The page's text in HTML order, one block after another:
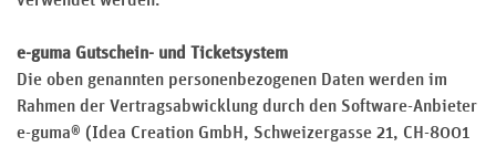
e-guma Gutschein- und Ticketsystem
Die oben genannten personenbezogenen Daten werden im
Rahmen der Vertragsabwicklung durch den Software-Anbieter
e-guma® (Idea Creation GmbH, Schweizergasse 21, CH-8001